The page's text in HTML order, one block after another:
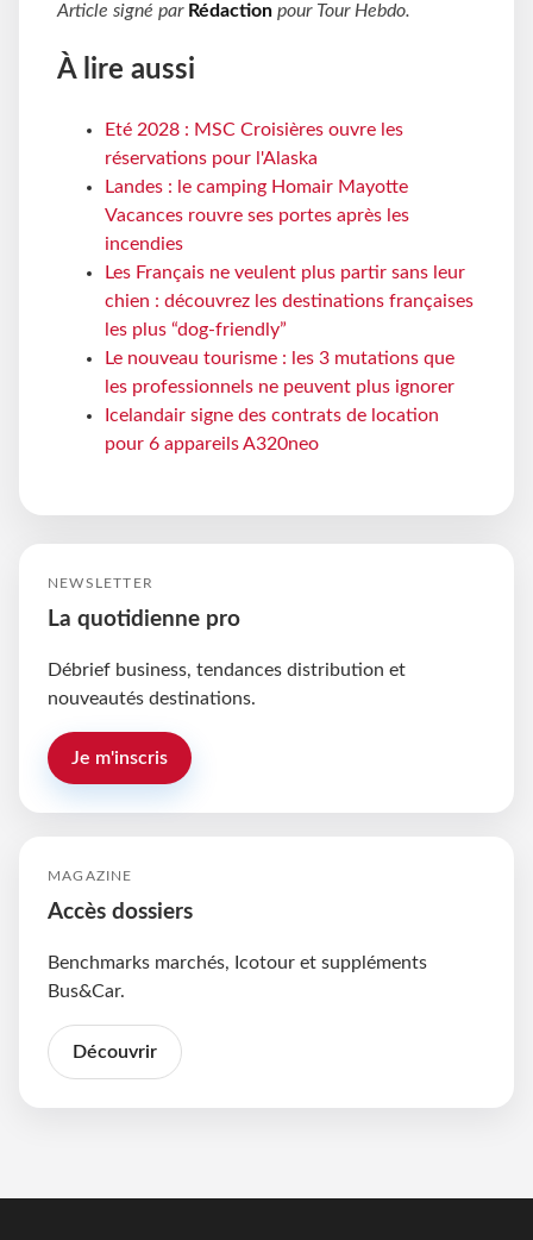
Article signé par Rédaction pour Tour Hebdo.
À lire aussi
Eté 2028 : MSC Croisières ouvre les
réservations pour l'Alaska
Landes : le camping Homair Mayotte
Vacances rouvre ses portes après les
incendies
Les Français ne veulent plus partir sans leur
chien : découvrez les destinations françaises
les plus “dog-friendly”
Le nouveau tourisme : les 3 mutations que
les professionnels ne peuvent plus ignorer
Icelandair signe des contrats de location
pour 6 appareils A320neo
NEWSLETTER
La quotidienne pro
Débrief business, tendances distribution et
nouveautés destinations.
Je m'inscris
MAGAZINE
Accès dossiers
Benchmarks marchés, Icotour et suppléments
Bus&Car.
Découvrir